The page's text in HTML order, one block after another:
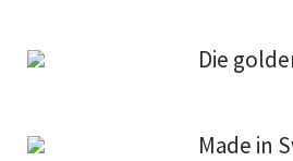
Die
Made in